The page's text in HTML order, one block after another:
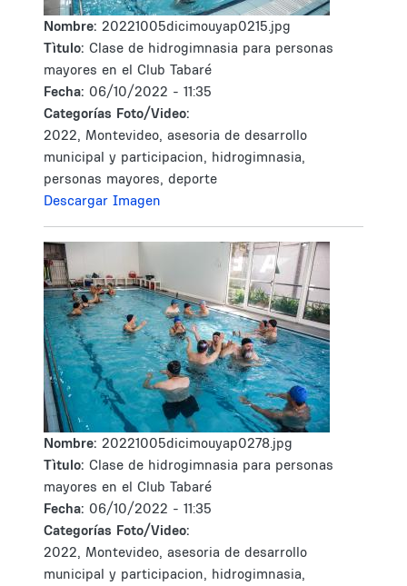
Nombre: 20221005dicimouyap0215.jpg
Tìtulo: Clase de hidrogimnasia para personas
mayores en el Club Tabaré
Fecha: 06/10/2022 - 11:35
Categorías Foto/Video:
2022, Montevideo, asesoria de desarrollo
municipal y participacion, hidrogimnasia,
personas mayores, deporte
Descargar Imagen
Nombre: 20221005dicimouyap0278.jpg
Tìtulo: Clase de hidrogimnasia para personas
mayores en el Club Tabaré
Fecha: 06/10/2022 - 11:35
Categorías Foto/Video:
2022, Montevideo, asesoria de desarrollo
municipal y participacion, hidrogimnasia,